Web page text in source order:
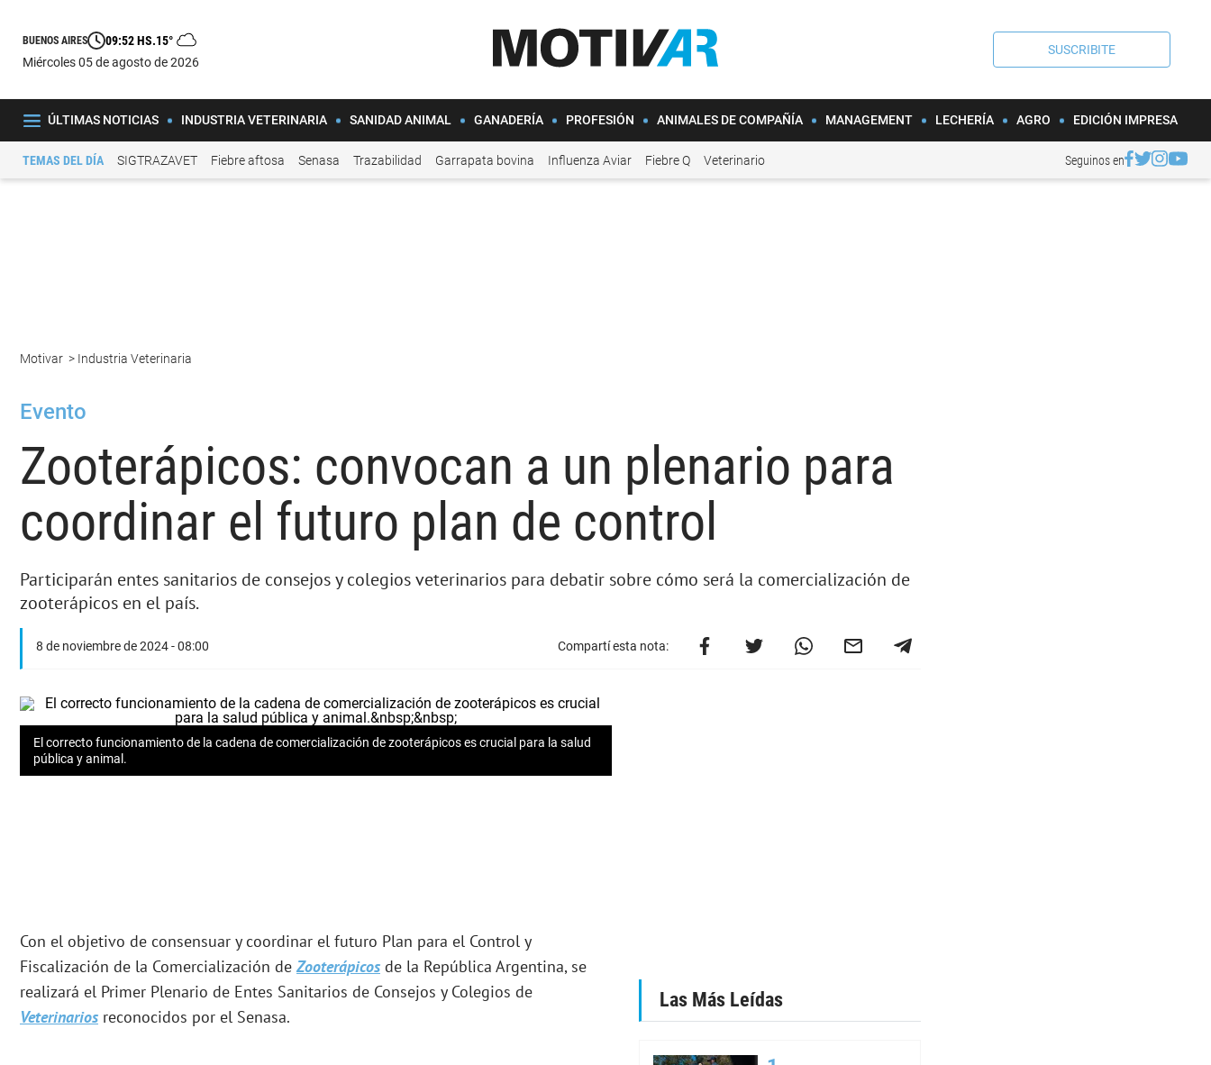
BUENOS AIRES 09:52 HS.15°
miércoles 05 de agosto de 2026
SUSCRIBITE
ÚLTIMAS NOTICIAS INDUSTRIA VETERINARIA SANIDAD ANIMAL GANADERÍA PROFESIÓN ANIMALES DE COMPAÑÍA MANAGEMENT LECHERÍA AGRO EDICIÓN IMPRESA
TEMAS DEL DÍA SIGTRAZAVET Fiebre aftosa Senasa Trazabilidad Garrapata bovina Influenza Aviar Fiebre Q Veterinario Seguinos en
Motivar > Industria Veterinaria
Evento
Zooterápicos: convocan a un plenario para
coordinar el futuro plan de control
Participarán entes sanitarios de consejos y colegios veterinarios para debatir sobre cómo será la comercialización de
zooterápicos en el país.
8 de noviembre de 2024 - 08:00 Compartí esta nota:
El correcto funcionamiento de la cadena de comercialización de zooterápicos es crucial para la salud
pública y animal.
Con el objetivo de consensuar y coordinar el futuro Plan para el Control y
Fiscalización de la Comercialización de Zooterápicos de la República Argentina, se
realizará el Primer Plenario de Entes Sanitarios de Consejos y Colegios de
Veterinarios reconocidos por el Senasa.
Las Más Leídas